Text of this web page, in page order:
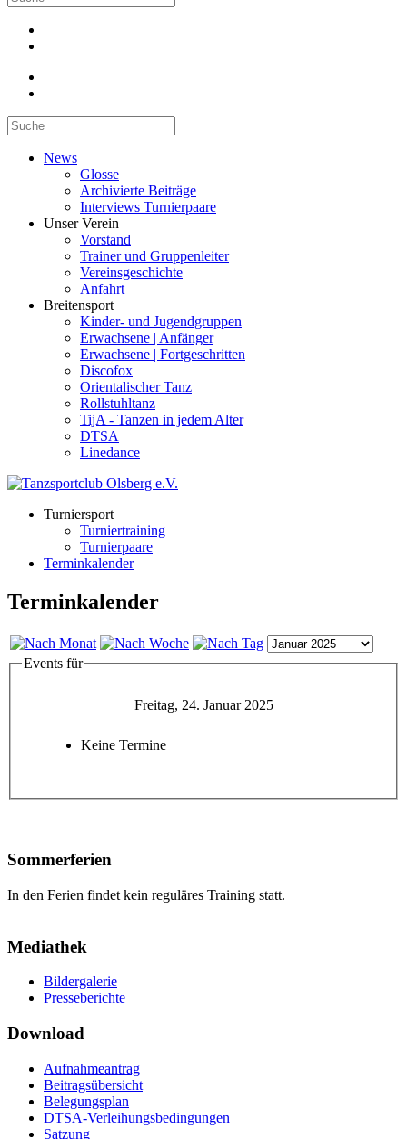
News
Glosse
Archivierte Beiträge
Interviews Turnierpaare
Unser Verein
Vorstand
Trainer und Gruppenleiter
Vereinsgeschichte
Anfahrt
Breitensport
Kinder- und Jugendgruppen
Erwachsene | Anfänger
Erwachsene | Fortgeschritten
Discofox
Orientalischer Tanz
Rollstuhltanz
TijA - Tanzen in jedem Alter
DTSA
Linedance
Turniersport
Turniertraining
Turnierpaare
Terminkalender
Terminkalender
Events für
Freitag, 24. Januar 2025
Keine Termine
Sommerferien
In den Ferien findet kein reguläres Training statt.
Mediathek
Bildergalerie
Presseberichte
Download
Aufnahmeantrag
Beitragsübersicht
Belegungsplan
DTSA-Verleihungsbedingungen
Satzung